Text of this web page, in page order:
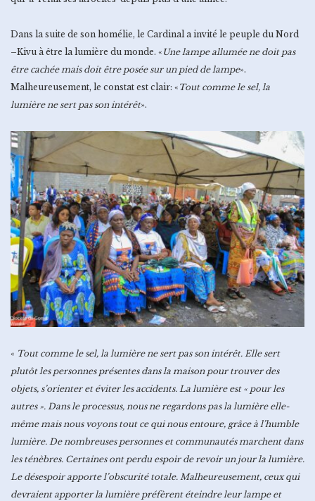
Dans la suite de son homélie, le Cardinal a invité le peuple du Nord
–Kivu à être la lumière du monde. « Une lampe allumée ne doit pas
être cachée mais doit être posée sur un pied de lampe».
Malheureusement, le constat est clair: « Tout comme le sel, la
lumière ne sert pas son intérêt».
« Tout comme le sel, la lumière ne sert pas son intérêt. Elle sert
plutôt les personnes présentes dans la maison pour trouver des
objets, s’orienter et éviter les accidents. La lumière est « pour les
autres ». Dans le processus, nous ne regardons pas la lumière elle-
même mais nous voyons tout ce qui nous entoure, grâce à l’humble
lumière. De nombreuses personnes et communautés marchent dans
les ténèbres. Certaines ont perdu espoir de revoir un jour la lumière.
Le désespoir apporte l’obscurité totale. Malheureusement, ceux qui
devraient apporter la lumière préfèrent éteindre leur lampe et